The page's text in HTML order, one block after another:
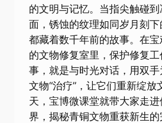
的文明与记忆。当指尖触碰
面，锈蚀的纹理如同岁月刻
都藏着数千年前的故事。在
的文物修复室里，保护修复
事，就是与时光对话，用双手
文物“治疗”，让它们重新绽放
天，宝博微课堂就带大家走
界，揭秘青铜文物重获新生的